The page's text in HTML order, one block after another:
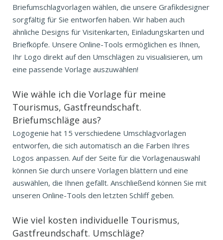
Briefumschlagvorlagen wählen, die unsere Grafikdesigner
sorgfältig für Sie entworfen haben. Wir haben auch
ähnliche Designs für Visitenkarten, Einladungskarten und
Briefköpfe. Unsere Online-Tools ermöglichen es Ihnen,
Ihr Logo direkt auf den Umschlägen zu visualisieren, um
eine passende Vorlage auszuwählen!
Wie wähle ich die Vorlage für meine
Tourismus, Gastfreundschaft.
Briefumschläge aus?
Logogenie hat 15 verschiedene Umschlagvorlagen
entworfen, die sich automatisch an die Farben Ihres
Logos anpassen. Auf der Seite für die Vorlagenauswahl
können Sie durch unsere Vorlagen blättern und eine
auswählen, die Ihnen gefällt. Anschließend können Sie mit
unseren Online-Tools den letzten Schliff geben.
Wie viel kosten individuelle Tourismus,
Gastfreundschaft. Umschläge?